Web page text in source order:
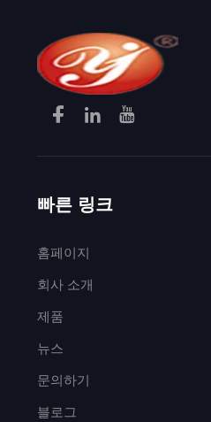
빠른 링크
홈페이지
회사 소개
제품
뉴스
문의하기
블로그